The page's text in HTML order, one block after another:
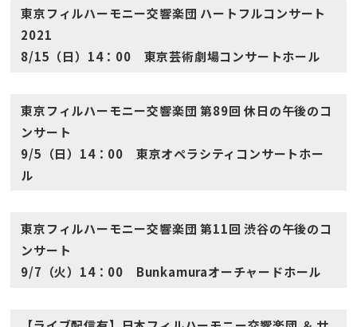
東京フィルハーモニー交響楽団 ハートフルコンサート
2021
8/15（日）14：00 東京芸術劇場コンサートホール
東京フィルハーモニー交響楽団 第89回 休日の午後のコ
ンサート
9/5（日）14：00 東京オペラシティコンサートホー
ル
東京フィルハーモニー交響楽団 第11回 渋谷の午後のコ
ンサート
9/7（火）14：00 Bunkamuraオーチャードホール